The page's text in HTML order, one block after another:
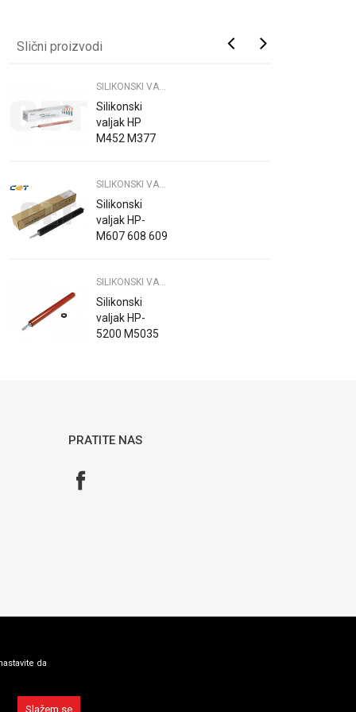
Slični proizvodi
SILIKONSKI VALJAK PRINTER
Silikonski
valjak HP
M452 M377
SILIKONSKI VALJAK PRINTER
Silikonski
valjak HP-
M607 608 609
SILIKONSKI VALJAK PRINTER
Silikonski
valjak HP-
5200 M5035
PRATITE NAS
da
Slažem se